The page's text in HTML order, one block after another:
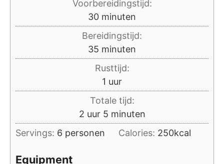
Voorbereidingstijd:
30minuten
minuten
Bereidingstijd:
35 minuten
minuten
Rusttijd:
1 uur
uur
Totale tijd:
2uur
uur 5minuten
minuten
Servings: 6 personen Calories: 250kcal
Equipment